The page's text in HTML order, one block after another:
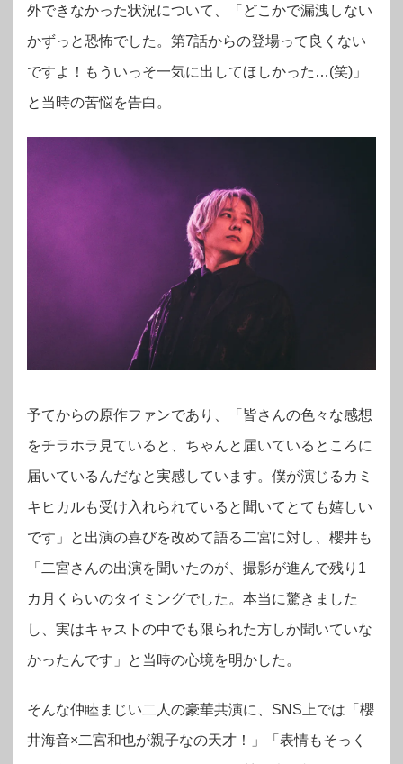
外できなかった状況について、「どこかで漏洩しない
かずっと恐怖でした。第7話からの登場って良くない
ですよ！もういっそ一気に出してほしかった…(笑)」
と当時の苦悩を告白。
予てからの原作ファンであり、「皆さんの色々な感想
をチラホラ見ていると、ちゃんと届いているところに
届いているんだなと実感しています。僕が演じるカミ
キヒカルも受け入れられていると聞いてとても嬉しい
です」と出演の喜びを改めて語る二宮に対し、櫻井も
「二宮さんの出演を聞いたのが、撮影が進んで残り1
カ月くらいのタイミングでした。本当に驚きました
し、実はキャストの中でも限られた方しか聞いていな
かったんです」と当時の心境を明かした。
そんな仲睦まじい二人の豪華共演に、SNS上では「櫻
井海音×二宮和也が親子なの天才！」「表情もそっく